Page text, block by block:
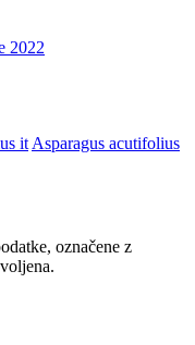
2022
it Asparagus acutifolius
označene z